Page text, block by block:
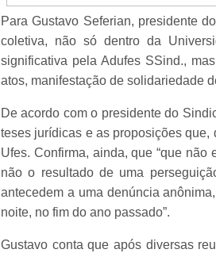
Para Gustavo Seferian, presidente
coletiva, não só dentro da
significativa pela Adufes SSind.,
atos, manifestação de solidariedade
De acordo com o presidente do
teses jurídicas e as proposições
Ufes. Confirma, ainda, que “que
não o resultado de uma
antecedem a uma denúncia
noite, no fim do ano passado”.
Gustavo conta que após diversas